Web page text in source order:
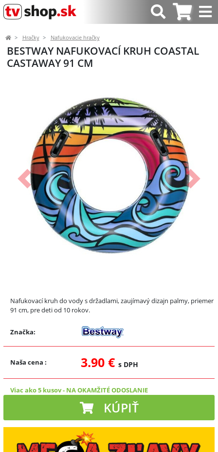
Hračky Nafukovacie hračky
BESTWAY NAFUKOVACÍ KRUH COASTAL
CASTAWAY 91 CM
Predchádzajúci Ďalší
Nafukovací kruh do vody s držadlami, zaujímavý dizajn palmy, priemer
91 cm, pre deti od 10 rokov.
Značka:
Naša cena : 3.90 € s DPH
Viac ako 5 kusov- NA OKAMŽITÉ ODOSLANIE
KÚPIŤ